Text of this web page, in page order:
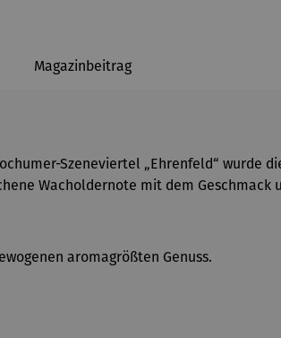
Magazinbeitrag
Szeneviertel „Ehrenfeld“
Wacholdernote mit dem
aromagrößten Genuss.